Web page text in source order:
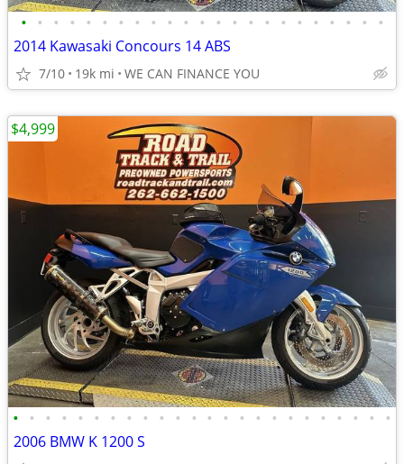
• • • • • • • • • • • • • • • • • • • • • • •
2014 Kawasaki Concours 14 ABS
7/10 19k mi WE CAN FINANCE YOU
• • • • • • • • • • • • • • • • • • • • • • • •
2006 BMW K 1200 S
$4,999